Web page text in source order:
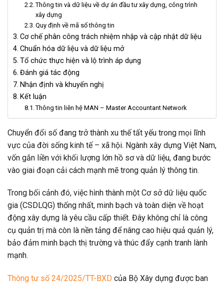
Thông tin và dữ liệu về dự án đầu tư xây dựng, công trình
xây dựng
Quy định về mã số thông tin
Cơ chế phân công trách nhiệm nhập và cập nhật dữ liệu
Chuẩn hóa dữ liệu và dữ liệu mở
Tổ chức thực hiện và lộ trình áp dụng
Đánh giá tác động
Nhận định và khuyến nghị
Kết luận
Thông tin liên hệ MAN – Master Accountant Network
Chuyển đổi số đang trở thành xu thế tất yếu trong mọi lĩnh
vực của đời sống kinh tế – xã hội. Ngành xây dựng Việt Nam,
vốn gắn liền với khối lượng lớn hồ sơ và dữ liệu, đang bước
vào giai đoạn cải cách mạnh mẽ trong quản lý thông tin.
Trong bối cảnh đó, việc hình thành một Cơ sở dữ liệu quốc
gia (CSDLQG) thống nhất, minh bạch và toàn diện về hoạt
động xây dựng là yêu cầu cấp thiết. Đây không chỉ là công
cụ quản trị mà còn là nền tảng để nâng cao hiệu quả quản lý,
bảo đảm minh bạch thị trường và thúc đẩy cạnh tranh lành
mạnh.
Thông tư số 24/2025/TT-BXD của Bộ Xây dựng được ban